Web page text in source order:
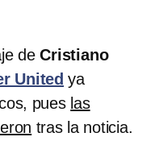
deCristiano
United ya
pues las
tras la noticia.